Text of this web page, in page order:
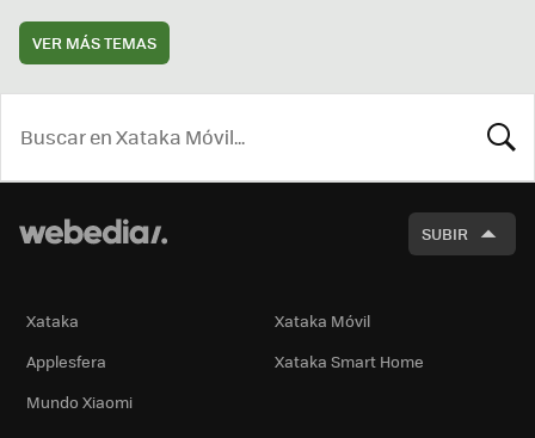
VER MÁS TEMAS
SUBIR
Xataka
Xataka Móvil
Applesfera
Xataka Smart Home
Mundo Xiaomi